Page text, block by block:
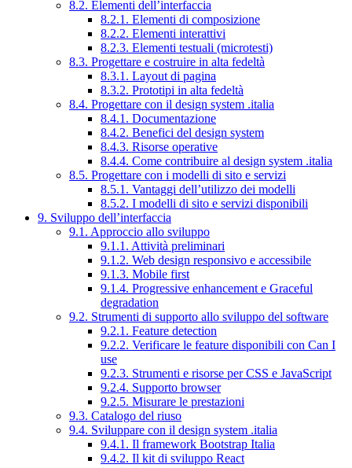
8.2. Elementi dell’interfaccia
8.2.1. Elementi di composizione
8.2.2. Elementi interattivi
8.2.3. Elementi testuali (microtesti)
8.3. Progettare e costruire in alta fedeltà
8.3.1. Layout di pagina
8.3.2. Prototipi in alta fedeltà
8.4. Progettare con il design system .italia
8.4.1. Documentazione
8.4.2. Benefici del design system
8.4.3. Risorse operative
8.4.4. Come contribuire al design system .italia
8.5. Progettare con i modelli di sito e servizi
8.5.1. Vantaggi dell’utilizzo dei modelli
8.5.2. I modelli di sito e servizi disponibili
9. Sviluppo dell’interfaccia
9.1. Approccio allo sviluppo
9.1.1. Attività preliminari
9.1.2. Web design responsivo e accessibile
9.1.3. Mobile first
9.1.4. Progressive enhancement e Graceful
degradation
9.2. Strumenti di supporto allo sviluppo del software
9.2.1. Feature detection
9.2.2. Verificare le feature disponibili con Can I
use
9.2.3. Strumenti e risorse per CSS e JavaScript
9.2.4. Supporto browser
9.2.5. Misurare le prestazioni
9.3. Catalogo del riuso
9.4. Sviluppare con il design system .italia
9.4.1. Il framework Bootstrap Italia
9.4.2. Il kit di sviluppo React